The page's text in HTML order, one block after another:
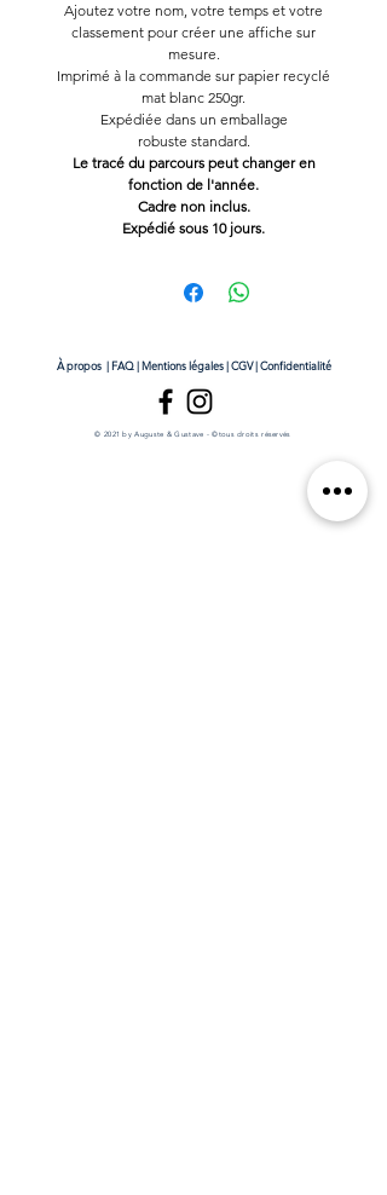
Ajoutez votre nom, votre temps et votre
classement pour créer une affiche sur
mesure.
Imprimé à la commande sur papier recyclé
mat blanc 250gr.
Expédiée dans un emballage
robuste standard.
Le tracé du parcours peut changer en
fonction de l'année.
Cadre non inclus.
Expédié sous 10 jours.
À propos| FAQ|Mentions légales|CGV|Confidentialité
© 2021 by Auguste & Gustave - ©tous droits réservés